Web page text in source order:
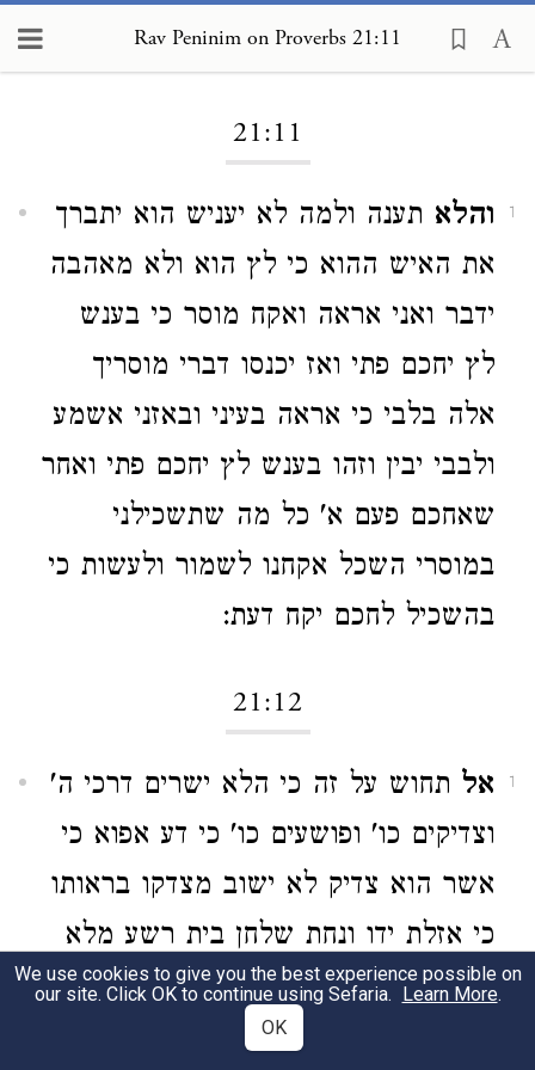
Rav Peninim on Proverbs 21:11
21:11
1 והלא תענה ולמה לא יעניש הוא יתברך
את האיש ההוא כי לץ הוא ולא מאהבה
ידבר ואני אראה ואקח מוסר כי בענש
לץ יחכם פתי ואז יכנסו דברי מוסריך
אלה בלבי כי אראה בעיני ובאזני אשמע
ולבבי יבין וזהו בענש לץ יחכם פתי ואחר
שאחכם פעם א' כל מה שתשכילני
במוסרי השכל אקחנו לשמור ולעשות כי
בהשכיל לחכם יקח דעת:
21:12
1 אל תחוש על זה כי הלא ישרים דרכי ה'
וצדיקים כו' ופושעים כו' כי דע אפוא כי
אשר הוא צדיק לא ישוב מצדקו בראותו
כי אזלת ידו ונחת שלחן בית רשע מלא
דשן כי אדרבה ממנו יקח לעבוד את ה'
כי זאת ישיב אל לבו אם לעושה רצונו
We use cookies to give you the best experience possible on
our site. Click OK to continue using Sefaria. Learn More.
OK